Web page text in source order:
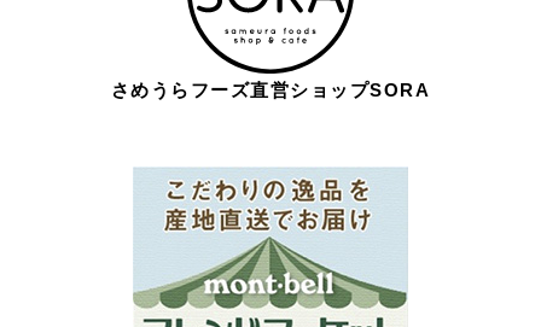
さめうらフーズ直営ショップSORA